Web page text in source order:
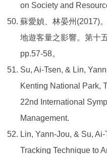
on Society and
蘇愛媜、林晏州(2017)
地遊客量之影響。第十
pp.57-58。
Su, Ai-Tsen, & Lin,
Kenting National Park,
22nd International
Management.
Lin, Yann-Jou, & Su,
Tracking Technique to